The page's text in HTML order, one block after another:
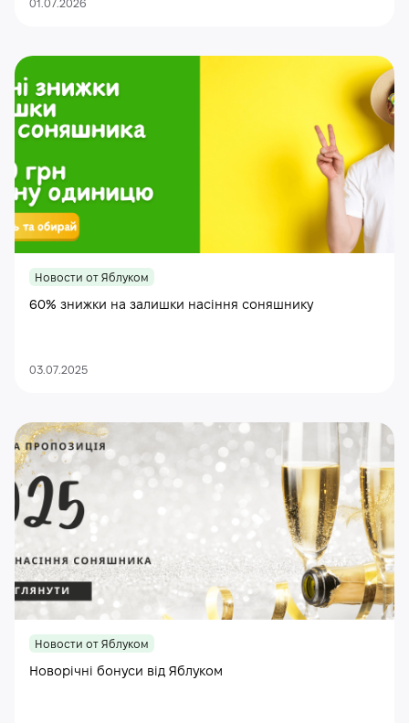
01.07.2026
Новости от Яблуком
60% знижки на залишки насіння соняшнику
03.07.2025
Новости от Яблуком
Новорічні бонуси від Яблуком